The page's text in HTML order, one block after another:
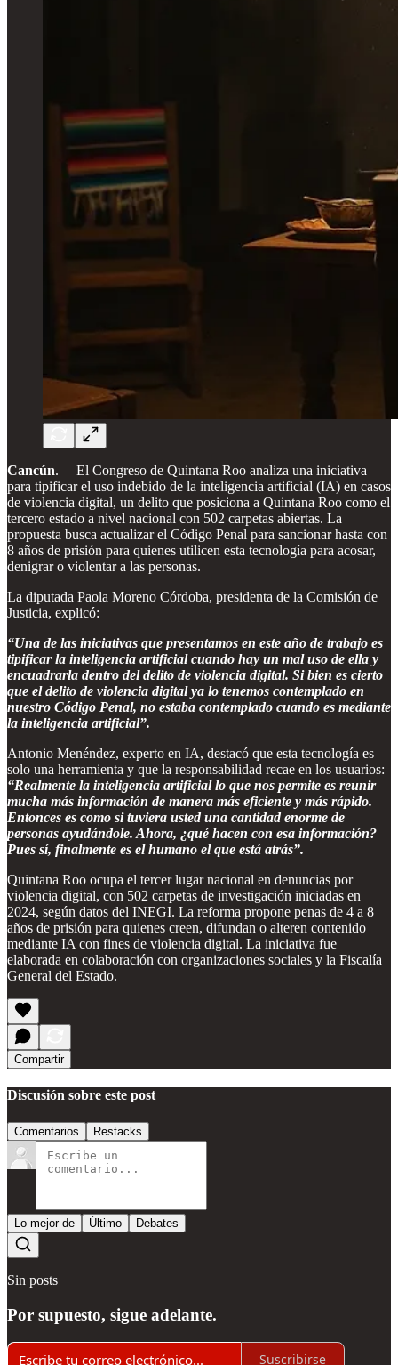
Cancún.— El Congreso de Quintana Roo analiza una iniciativa
para tipificar el uso indebido de la inteligencia artificial (IA) en casos
de violencia digital, un delito que posiciona a Quintana Roo como el
tercero estado a nivel nacional con 502 carpetas abiertas. La
propuesta busca actualizar el Código Penal para sancionar hasta con
8 años de prisión para quienes utilicen esta tecnología para acosar,
denigrar o violentar a las personas.
La diputada Paola Moreno Córdoba, presidenta de la Comisión de
Justicia, explicó:
“Una de las iniciativas que presentamos en este año de trabajo es
tipificar la inteligencia artificial cuando hay un mal uso de ella y
encuadrarla dentro del delito de violencia digital. Si bien es cierto
que el delito de violencia digital ya lo tenemos contemplado en
nuestro Código Penal, no estaba contemplado cuando es mediante
la inteligencia artificial”.
Antonio Menéndez, experto en IA, destacó que esta tecnología es
solo una herramienta y que la responsabilidad recae en los usuarios:
“Realmente la inteligencia artificial lo que nos permite es reunir
mucha más información de manera más eficiente y más rápido.
Entonces es como si tuviera usted una cantidad enorme de
personas ayudándole. Ahora, ¿qué hacen con esa información?
Pues sí, finalmente es el humano el que está atrás”.
Quintana Roo ocupa el tercer lugar nacional en denuncias por
violencia digital, con 502 carpetas de investigación iniciadas en
2024, según datos del INEGI. La reforma propone penas de 4 a 8
años de prisión para quienes creen, difundan o alteren contenido
mediante IA con fines de violencia digital. La iniciativa fue
elaborada en colaboración con organizaciones sociales y la Fiscalía
General del Estado.
Compartir
Discusión sobre este post
Comentarios Restacks
Lo mejor de Último Debates
Sin posts
Por supuesto, sigue adelante.
Suscribirse